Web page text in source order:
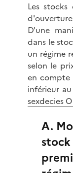
Les
D'une
dans le
un régime
selon le
en compte
inférieur
sexdecies O
A.